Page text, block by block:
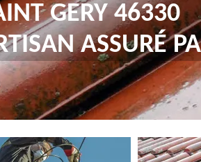
GERY 46330
ASSURÉ